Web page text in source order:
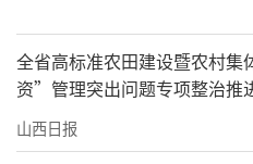
全省高标准农田建设暨农村
资”管理突出问题专项整治推
山西日报